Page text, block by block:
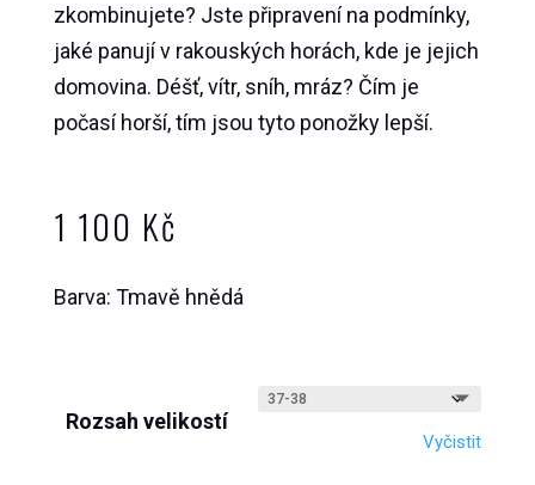
zkombinujete? Jste připravení na podmínky,
jaké panují v rakouských horách, kde je jejich
domovina. Déšť, vítr, sníh, mráz? Čím je
počasí horší, tím jsou tyto ponožky lepší.
1 100 Kč
Barva: Tmavě hnědá
Rozsah velikostí
Vyčistit